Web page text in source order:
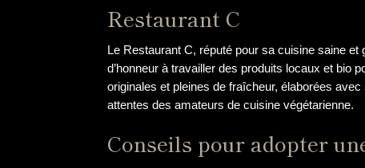
Restaurant C
Le Restaurant C, réputé pour sa cuisine saine
d’honneur à travailler des produits locaux et bio
originales et pleines de fraîcheur, élaborées
attentes des amateurs de cuisine végétarienne.
Conseils pour adopter